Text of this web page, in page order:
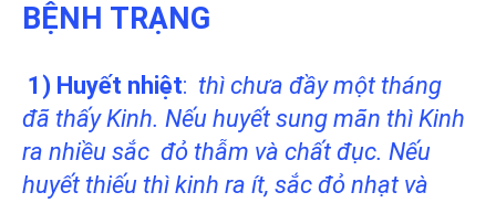
BỆNH TRẠNG
1) Huyết nhiệt: thì chưa đầy một tháng
đã thấy Kinh. Nếu huyết sung mãn thì Kinh
ra nhiều sắc đỏ thẫm và chất đục. Nếu
huyết thiếu thì kinh ra ít, sắc đỏ nhạt và